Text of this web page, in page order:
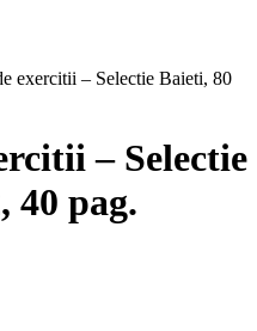
exercitii – Selectie Baieti, 80
– Selectie
40 pag.